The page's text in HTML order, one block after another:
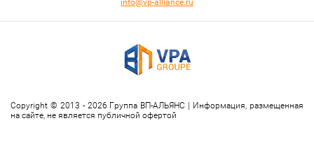
info@vp-alliance.ru
Copyright © 2013 - 2026 Группа ВП-АЛЬЯНС | Информация, размещенная
на сайте, не является публичной офертой